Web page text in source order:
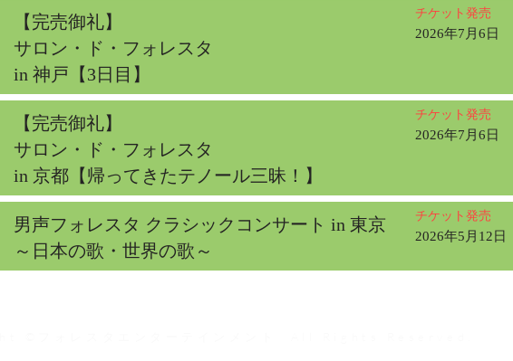
【完売御礼】
サロン・ド・フォレスタ
in 神戸【3日目】
チケット発売
2026年7月6日
【完売御礼】
サロン・ド・フォレスタ
in 京都【帰ってきたテノール三昧！】
チケット発売
2026年7月6日
男声フォレスタ クラシックコンサート in 東京
～日本の歌・世界の歌～
チケット発売
2026年5月12日